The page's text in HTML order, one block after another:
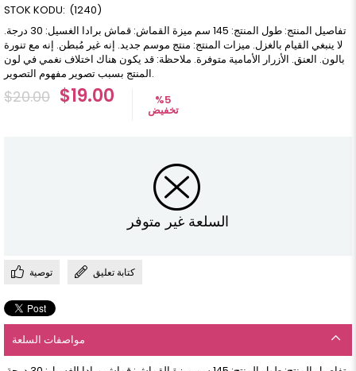
(1240)
تفاصيل المنتج: طول المنتج: 145 سم ميزة القماش: قماش برادا الغسيل: 30 درجة.
لا ينبغي القيام بالغزل. ميزات المنتج: منتج موسم جديد. إنه غير مُبطن. إنه مع تنورة
بالون. العنق. الأزرار الأمامية متوفرة. ملاحظة: قد يكون هناك اختلاف نغمي في لون
المنتج بسبب تصوير مفهوم التصوير.
$20.00 $19.00 %5
تخفيض
السلعة غير متوفر
توصية كتابة تعليق
مواصفات السلعة